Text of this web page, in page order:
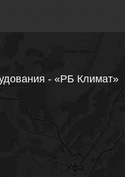
- «РБ Климат»